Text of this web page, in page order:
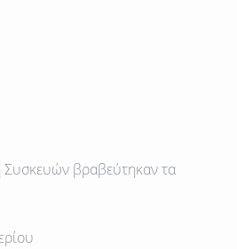
Συσκευών βραβεύτηκαν τα